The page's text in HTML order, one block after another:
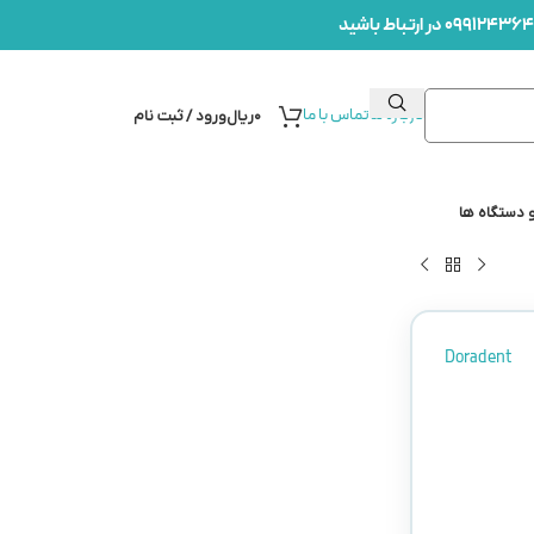
درباره ماتماس با ما ۰ریالورود / ثبت نام
دستگاه ها
Doradent